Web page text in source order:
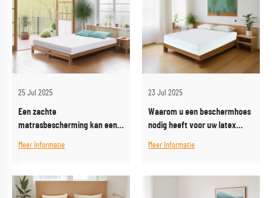
25 Jul 2025
Een zachte
matrasbescherming kan een
toevoegen
Meer Informatie
23 Jul 2025
Waarom u een beschermhoes
nodig heeft voor uw latex
Meer Informatie